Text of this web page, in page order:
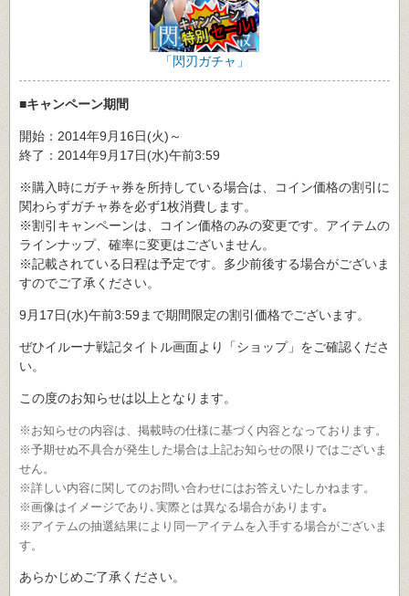
「閃刃ガチャ」
■キャンペーン期間
開始：2014年9月16日(火)～
終了：2014年9月17日(水)午前3:59
※購入時にガチャ券を所持している場合は、コイン価格の割引に
関わらずガチャ券を必ず1枚消費します。
※割引キャンペーンは、コイン価格のみの変更です。アイテムの
ラインナップ、確率に変更はございません。
※記載されている日程は予定です。多少前後する場合がございま
すのでご了承ください。
9月17日(水)午前3:59まで期間限定の割引価格でございます。
ぜひイルーナ戦記タイトル画面より「ショップ」をご確認くださ
い。
この度のお知らせは以上となります。
※お知らせの内容は、掲載時の仕様に基づく内容となっております。
※予期せぬ不具合が発生した場合は上記お知らせの限りではございま
せん。
※詳しい内容に関してのお問い合わせにはお答えいたしかねます。
※画像はイメージであり､実際とは異なる場合があります｡
※アイテムの抽選結果により同一アイテムを入手する場合がございま
す。
あらかじめご了承ください。